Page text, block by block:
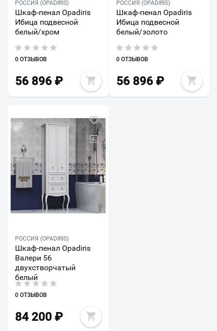
РОССИЯ (OPADIRIS)
Шкаф-пенал Opadiris
Ибица подвесной
белый/хром
0 ОТЗЫВОВ
56 896 ₽
РОССИЯ (OPADIRIS)
Шкаф-пенал Opadiris
Ибица подвесной
белый/золото
0 ОТЗЫВОВ
56 896₽
РОССИЯ (OPADIRIS)
Шкаф-пенал Opadiris
Валери 56
двухстворчатый
белый
0 ОТЗЫВОВ
84 200 ₽